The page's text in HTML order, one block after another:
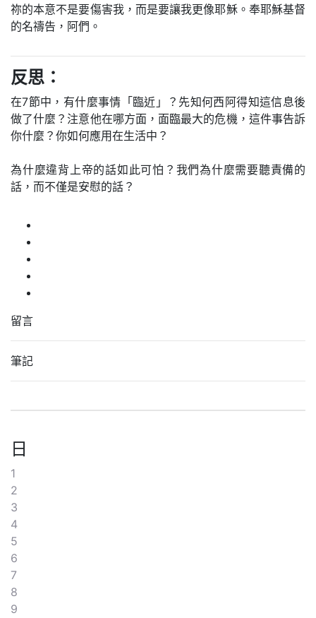
祢的本意不是要傷害我，而是要讓我更像耶穌。奉耶穌基督
的名禱告，阿們。
反思：
在7節中，有什麼事情「臨近」？先知何西阿得知這信息後
做了什麼？注意他在哪方面，面臨最大的危機，這件事告訴
你什麼？你如何應用在生活中？
為什麼違背上帝的話如此可怕？我們為什麼需要聽責備的
話，而不僅是安慰的話？
留言
筆記
日
1
2
3
4
5
6
7
8
9